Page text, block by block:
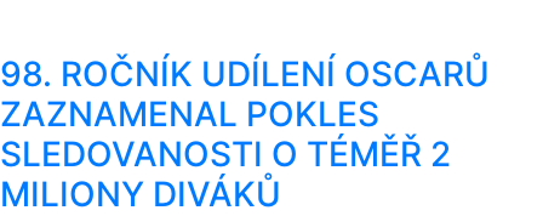
98. ROČNÍK UDÍLENÍ OSCARŮ
ZAZNAMENAL POKLES
SLEDOVANOSTI O TÉMĚŘ 2
MILIONY DIVÁKŮ